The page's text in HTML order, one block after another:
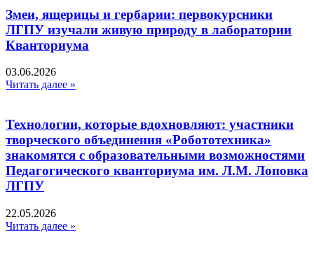
Змеи, ящерицы и гербарии: первокурсники
ЛГПУ изучали живую природу в лаборатории
Кванториума
03.06.2026
Читать далее »
Технологии, которые вдохновляют: участники
творческого объединения «Робототехника»
знакомятся с образовательными возможностями
Педагогического кванториума им. Л.М. Лоповка
ЛГПУ
22.05.2026
Читать далее »